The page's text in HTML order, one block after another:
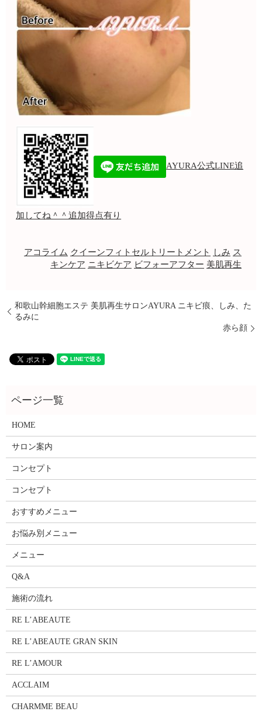
AYURA公式LINE追
加してね＾＾追加得点有り
アコライム クイーンフィトセルトリートメント しみ ス
キンケア ニキビケア ビフォーアフター 美肌再生
和歌山幹細胞エステ 美肌再生サロンAYURA ニキビ痕、しみ、た
るみに
赤ら顔
HOME
サロン案内
コンセプト
コンセプト
おすすめメニュー
お悩み別メニュー
メニュー
Q&A
施術の流れ
RE L’ABEAUTE
RE L’ABEAUTE GRAN SKIN
RE L’AMOUR
ACCLAIM
CHARMME BEAU